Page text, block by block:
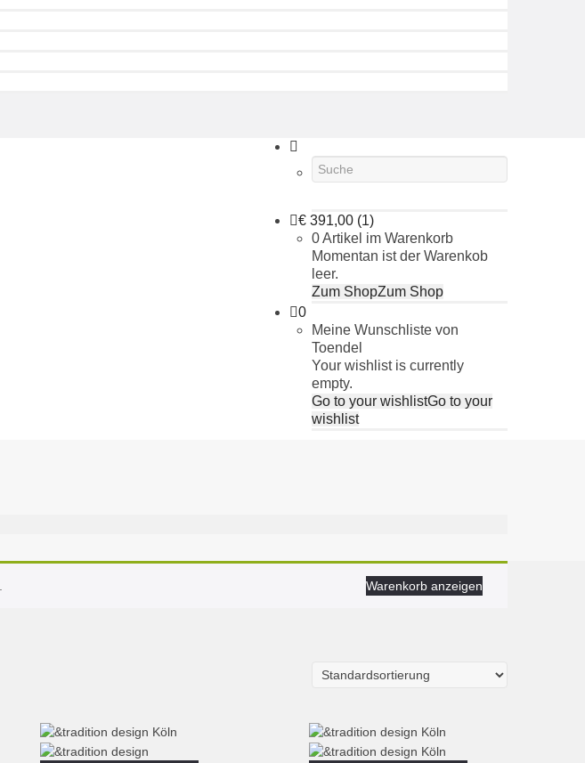
€ 391,00 (1)
0 Artikel im Warenkorb
Momentan ist der Warenkob
leer.
Zum ShopZum Shop
0
Meine Wunschliste von
Toendel
Your wishlist is currently
empty.
Go to your wishlistGo to your
wishlist
Warenkorb anzeigen